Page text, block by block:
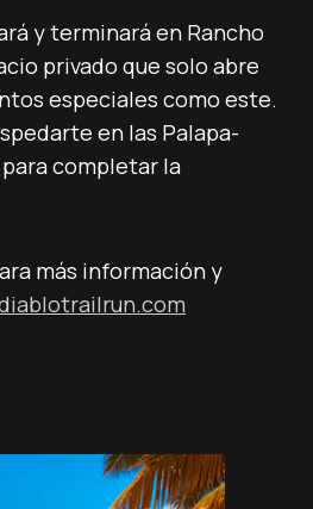
y terminará en Rancho
privado que solo abre
especiales como este.
en las Palapa-
completar la
más información y